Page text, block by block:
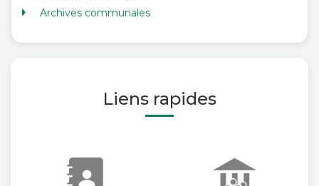
Archives communales
Liens rapides